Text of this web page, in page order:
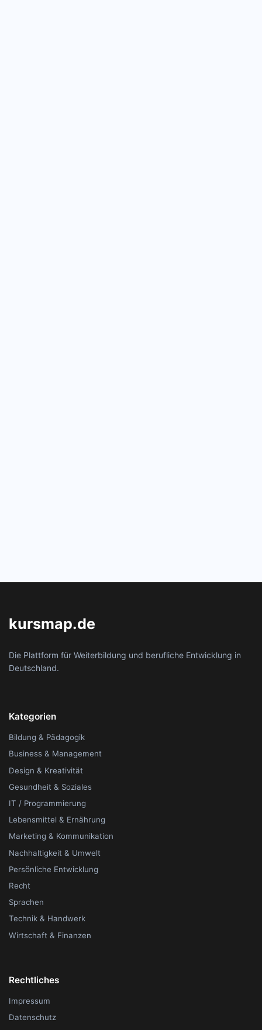
kursmap.de
Die Plattform für Weiterbildung und berufliche Entwicklung in
Deutschland.
Kategorien
Bildung & Pädagogik
Business & Management
Design & Kreativität
Gesundheit & Soziales
IT / Programmierung
Lebensmittel & Ernährung
Marketing & Kommunikation
Nachhaltigkeit & Umwelt
Persönliche Entwicklung
Recht
Sprachen
Technik & Handwerk
Wirtschaft & Finanzen
Rechtliches
Impressum
Datenschutz